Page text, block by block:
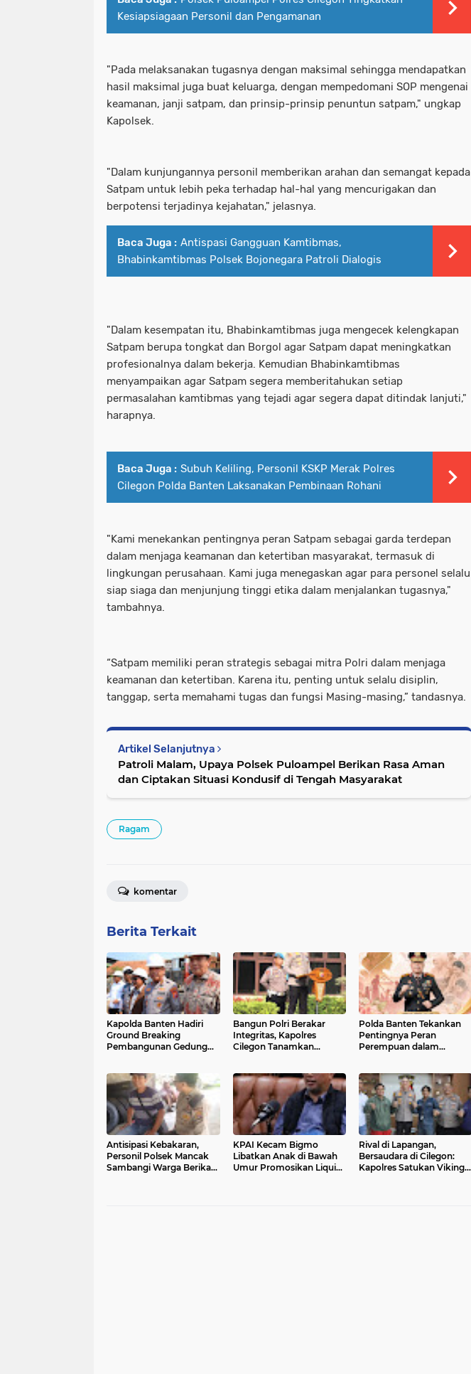
Kesiapsiagaan Personil dan Pengamanan
"Pada melaksanakan tugasnya dengan maksimal sehingga mendapatkan
hasil maksimal juga buat keluarga, dengan mempedomani SOP mengenai
keamanan, janji satpam, dan prinsip-prinsip penuntun satpam," ungkap
Kapolsek.
"Dalam kunjungannya personil memberikan arahan dan semangat kepada
Satpam untuk lebih peka terhadap hal-hal yang mencurigakan dan
berpotensi terjadinya kejahatan," jelasnya.
Baca Juga : Antispasi Gangguan Kamtibmas,
Bhabinkamtibmas Polsek Bojonegara Patroli Dialogis
"Dalam kesempatan itu, Bhabinkamtibmas juga mengecek kelengkapan
Satpam berupa tongkat dan Borgol agar Satpam dapat meningkatkan
profesionalnya dalam bekerja. Kemudian Bhabinkamtibmas
menyampaikan agar Satpam segera memberitahukan setiap
permasalahan kamtibmas yang tejadi agar segera dapat ditindak lanjuti,"
harapnya.
Baca Juga : Subuh Keliling, Personil KSKP Merak Polres
Cilegon Polda Banten Laksanakan Pembinaan Rohani
"Kami menekankan pentingnya peran Satpam sebagai garda terdepan
dalam menjaga keamanan dan ketertiban masyarakat, termasuk di
lingkungan perusahaan. Kami juga menegaskan agar para personel selalu
siap siaga dan menjunjung tinggi etika dalam menjalankan tugasnya,"
tambahnya.
“Satpam memiliki peran strategis sebagai mitra Polri dalam menjaga
keamanan dan ketertiban. Karena itu, penting untuk selalu disiplin,
tanggap, serta memahami tugas dan fungsi Masing-masing,” tandasnya.
Artikel Selanjutnya
Patroli Malam, Upaya Polsek Puloampel Berikan Rasa Aman
dan Ciptakan Situasi Kondusif di Tengah Masyarakat
Ragam
komentar
Berita Terkait
Kapolda Banten Hadiri
Ground Breaking
Pembangunan Gedung
Bangun Polri Berakar
Integritas, Kapolres
Cilegon Tanamkan
Wujudkan Pelayanan
Presisi
Polda Banten Tekankan
Pentingnya Peran
Perempuan dalam
Antisipasi Kebakaran,
Personil Polsek Mancak
Sambangi Warga Berikan
KPAI Kecam Bigmo
Libatkan Anak di Bawah
Umur Promosikan Liquid
Rival di Lapangan,
Bersaudara di Cilegon:
Kapolres Satukan Viking